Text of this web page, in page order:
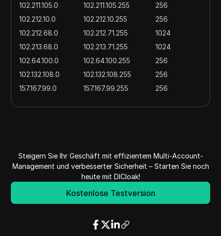
102.211.105.0
102.211.105.255
256
102.212.10.0
102.212.10.255
256
102.212.68.0
102.212.71.255
1024
102.213.68.0
102.213.71.255
1024
102.64.100.0
102.64.100.255
256
102.132.108.0
102.132.108.255
256
157.167.99.0
157.167.99.255
256
196.49.98.0
196.49.98.255
256
197.154.0.0
197.154.255.255
65536
197.157.245.255
212.32.81.255
Steigern Sie Ihr Geschäft mit effizientem Multi-Account-
Management und verbesserter Sicherheit – Starten Sie noch
heute mit DICloak!
Kostenlose Testversion